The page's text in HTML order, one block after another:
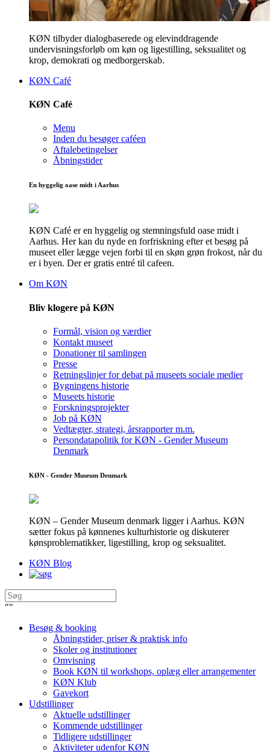
KØN tilbyder dialogbaserede og elevinddragende
undervisningsforløb om køn og ligestilling, seksualitet og
krop, demokrati og medborgerskab.
KØN Café
KØN Café
Menu
Inden du besøger caféen
Aftalebetingelser
Åbningstider
En hyggelig oase midt i Aarhus
KØN Café er en hyggelig og stemningsfuld oase midt i
Aarhus. Her kan du nyde en forfriskning efter et besøg på
museet eller lægge vejen forbi til en skøn grøn frokost, når du
er i byen. Der er gratis entré til cafeen.
Om KØN
Bliv klogere på KØN
Formål, vision og værdier
Kontakt museet
Donationer til samlingen
Presse
Retningslinjer for debat på museets sociale medier
Bygningens historie
Museets historie
Forskningsprojekter
Job på KØN
Vedtægter, strategi, årsrapporter m.m.
Persondatapolitik for KØN - Gender Museum
Denmark
KØN - Gender Museum Denmark
KØN – Gender Museum denmark ligger i Aarhus. KØN
sætter fokus på kønnenes kulturhistorie og diskuterer
kønsproblematikker, ligestilling, krop og seksualitet.
KØN Blog
""
Besøg & booking
Åbningstider, priser & praktisk info
Skoler og institutioner
Omvisning
Book KØN til workshops, oplæg eller arrangementer
KØN Klub
Gavekort
Udstillinger
Aktuelle udstillinger
Kommende udstillinger
Tidligere udstillinger
Aktiviteter udenfor KØN